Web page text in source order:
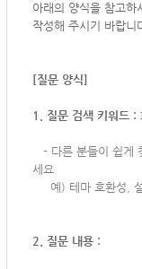
아래의 양식을 참고하
작성해 주시기 바랍니
[질문 양식]
1. 질문 검색 키워드 :
- 다른 분들이 쉽게
세요
예) 테마 호환성,
2. 질문 내용 :